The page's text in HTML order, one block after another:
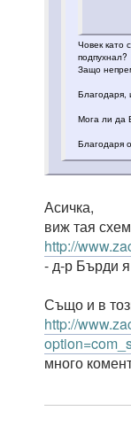
Човек като
подпухнал?
Защо
Благодаря,
Мога ли да
Благодаря
Асичка,
виж тая
http://
- д-р Бърди
Също и в
http://
много